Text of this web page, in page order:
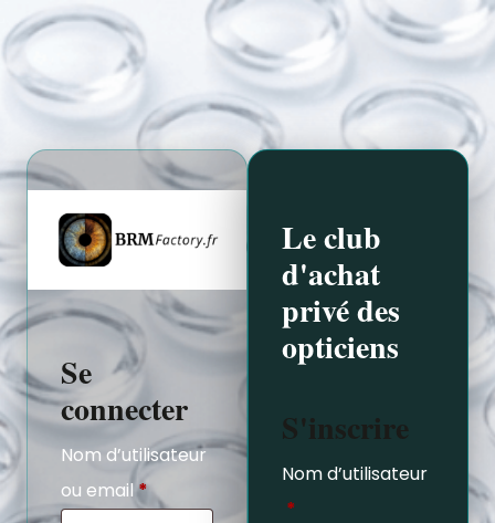
Se
connecter
Nom d’utilisateur
ou email*
Le club
d'achat
privé des
opticiens
S'inscrire
Nom d’utilisateur
*